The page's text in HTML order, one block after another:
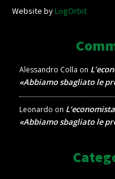
Website byLogOrbit
Alessandro Colla on
«Abbiamo sbagliato le
Leonardo on
«Abbiamo sbagliato le